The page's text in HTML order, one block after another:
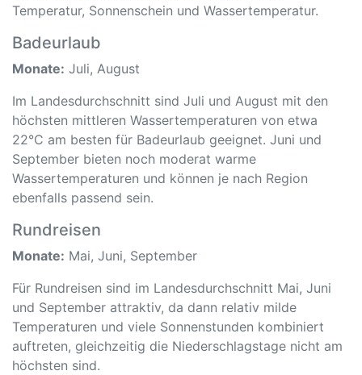
Temperatur, Sonnenschein und Wassertemperatur.
Badeurlaub
Monate: Juli, August
Im Landesdurchschnitt sind Juli und August mit den
höchsten mittleren Wassertemperaturen von etwa
22°C am besten für Badeurlaub geeignet. Juni und
September bieten noch moderat warme
Wassertemperaturen und können je nach Region
ebenfalls passend sein.
Rundreisen
Monate: Mai, Juni, September
Für Rundreisen sind im Landesdurchschnitt Mai, Juni
und September attraktiv, da dann relativ milde
Temperaturen und viele Sonnenstunden kombiniert
auftreten, gleichzeitig die Niederschlagstage nicht am
höchsten sind.